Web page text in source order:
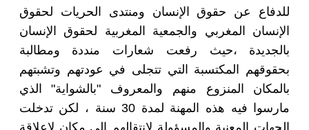
للدفاع عن حقوق الإنسان ومنتدى الحريات لحقوق
الإنسان المغربي والجمعية المغربية لحقوق الإنسان
بالجديدة ،حيث رفعت شعارات منددة ومطالبة
بحقوقهم المكتسبة التي تتجلى في عودتهم وتشبتهم
بالمكان المنزوع منهم والمعروف "بالشواية" الذي
مارسوا فيه هذه المهنة لمدة 30 سنة ، لكن تدخلت
الجهات المعنية والمسؤولة لانتقالهم إلى مكان لاعلاقة